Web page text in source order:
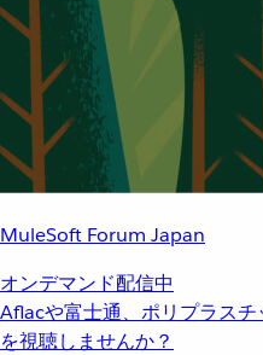
MuleSoft Forum Japan
オンデマンド配信中
Aflacや富士通、ポリプラス
を視聴しませんか？